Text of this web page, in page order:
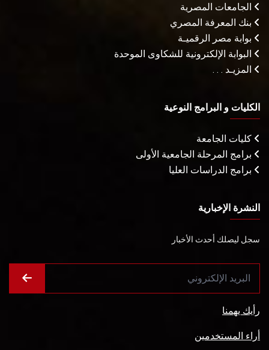
الجامعات المصرية
بنك المعرفة المصري
بوابة مصر الرقميـة
البوابة الإلكترونية للشكاوى الموحدة
المزيـد . . .
الكليات و البرامج النوعية
كليات الجامعة
برامج المرحلة الجامعية الأولى
برامج الدراسات العليا
النشرة الإخبارية
سجل ليصلك أحدث الأخبار
رأيك يهمنا
أراء المستخدمين